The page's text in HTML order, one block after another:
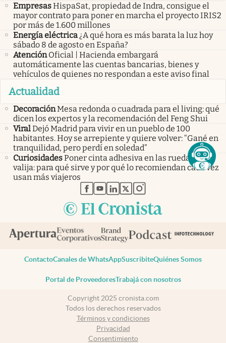
EmpresasHispaSat, propiedad de Indra, consigue el
mayor contrato para poner en marcha el proyecto IRIS2
por más de 1.600 millones
Energía eléctrica ¿A qué hora es más barata la luz hoy
sábado 8 de agosto en España?
Atención Oficial | Hacienda embargará
automáticamente las cuentas bancarias, bienes y
vehículos de quienes no respondan a este aviso final
Actualidad
DecoraciónMesa redonda o cuadrada para el living: qué
dicen los expertos y la recomendación del Feng Shui
ViralDejó Madrid para vivir en un pueblo de 100
habitantes. Hoy se arrepiente y quiere volver: “Gané en
tranquilidad, pero perdí en soledad”
CuriosidadesPoner cinta adhesiva en las ruedas de la
valija: para qué sirve y por qué lo recomiendan cada vez
usan más viajeros
abre en nueva pestaña
abre en nueva pestaña
abre en nueva pestaña
abre en nueva pestaña
abre en nueva pestaña
ContactoCanales de WhatsAppSuscribiteQuiénes Somos
Portal de ProveedoresTrabajá con nosotros
Copyright 2025 cronista.com
Todos los derechos reservados
Términos y condiciones
Privacidad
Consentimiento